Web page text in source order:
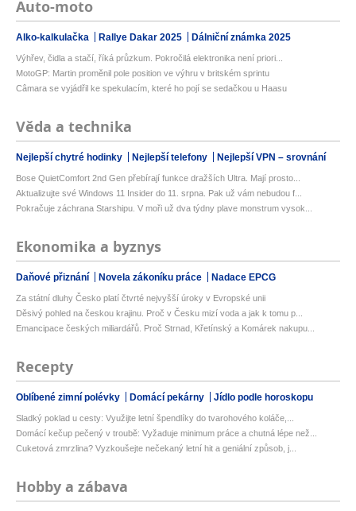
Auto-moto
Alko-kalkulačka Rallye Dakar 2025 Dálniční známka 2025
Výhřev, čidla a stačí, říká průzkum. Pokročilá elektronika není priori...
MotoGP: Martin proměnil pole position ve výhru v britském sprintu
Câmara se vyjádřil ke spekulacím, které ho pojí se sedačkou u Haasu
Věda a technika
Nejlepší chytré hodinky Nejlepší telefony Nejlepší VPN – srovnání
Bose QuietComfort 2nd Gen přebírají funkce dražších Ultra. Mají prosto...
Aktualizujte své Windows 11 Insider do 11. srpna. Pak už vám nebudou f...
Pokračuje záchrana Starshipu. V moři už dva týdny plave monstrum vysok...
Ekonomika a byznys
Daňové přiznání Novela zákoníku práce Nadace EPCG
Za státní dluhy Česko platí čtvrté nejvyšší úroky v Evropské unii
Děsivý pohled na českou krajinu. Proč v Česku mizí voda a jak k tomu p...
Emancipace českých miliardářů. Proč Strnad, Křetínský a Komárek nakupu...
Recepty
Oblíbené zimní polévky Domácí pekárny Jídlo podle horoskopu
Sladký poklad u cesty: Využijte letní špendlíky do tvarohového koláče,...
Domácí kečup pečený v troubě: Vyžaduje minimum práce a chutná lépe než...
Cuketová zmrzlina? Vyzkoušejte nečekaný letní hit a geniální způsob, j...
Hobby a zábava